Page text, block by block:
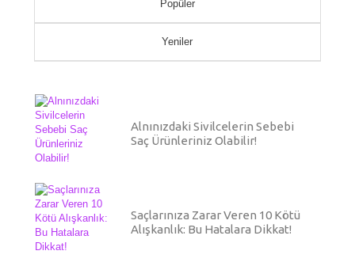
Popüler
Yeniler
Alnınızdaki Sivilcelerin Sebebi
Saç Ürünleriniz Olabilir!
Saçlarınıza Zarar Veren 10 Kötü
Alışkanlık: Bu Hatalara Dikkat!